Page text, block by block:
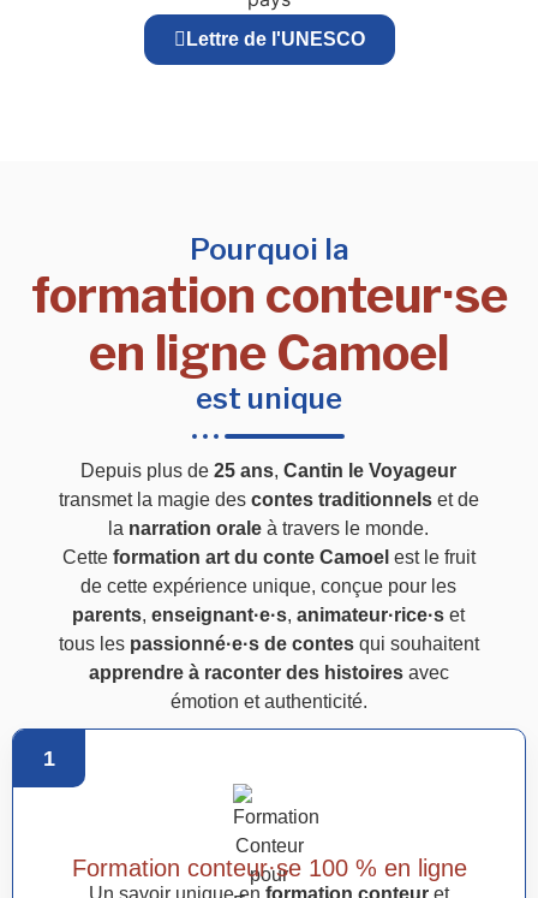
Lettre de l'UNESCO
Pourquoi la
formation conteur·se
en ligne Camoel
est unique
Depuis plus de25 ans,Cantin le Voyageur
transmet la magie des contes traditionnelset de
la narration orale à travers le monde.
Cette formation art du conte Camoel est le fruit
de cette expérience unique, conçue pour les
parents,enseignant·e·s,animateur·rice·s et
tous les passionné·e·s de contesqui souhaitent
apprendre à raconter des histoiresavec
émotion et authenticité.
1
Formation conteur·se 100 % en ligne
Un savoir unique en formation conteur et